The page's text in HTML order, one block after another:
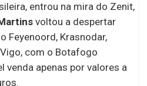
entrou na mira do Zenit,
voltou a despertar
Feyenoord, Krasnodar,
com o Botafogo
venda apenas por valores a